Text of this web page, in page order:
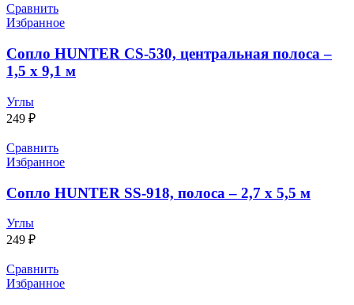
Сравнить
Избранное
Сопло HUNTER CS-530, центральная полоса –
1,5 x 9,1 м
Углы
249 ₽
Сравнить
Избранное
Сопло HUNTER SS-918, полоса – 2,7 x 5,5 м
Углы
249 ₽
Сравнить
Избранное